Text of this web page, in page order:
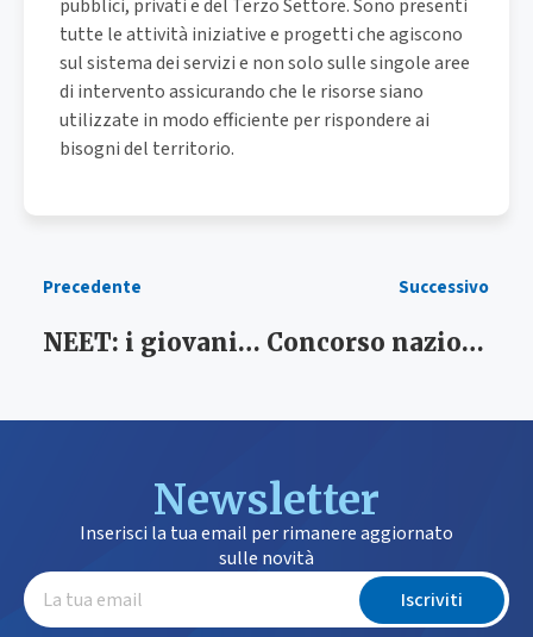
pubblici, privati e del Terzo Settore. Sono presenti
tutte le attività iniziative e progetti che agiscono
sul sistema dei servizi e non solo sulle singole aree
di intervento assicurando che le risorse siano
utilizzate in modo efficiente per rispondere ai
bisogni del territorio.
Precedente
NEET: i giovani invisibili tra scuola, lavoro e futuro
Successivo
Concorso nazionale per 3.839 assunzioni negli Ambiti Territoriali Sociali di cui 170 nei PLUS della Sardegna
Newsletter
Inserisci la tua email per rimanere aggiornato
sulle novità
Iscriviti